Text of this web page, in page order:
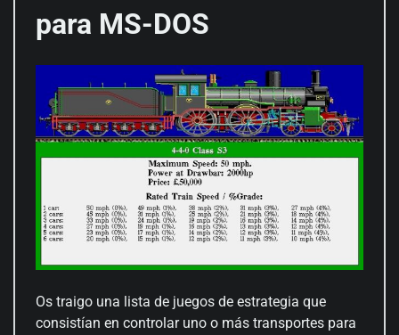
para MS-DOS
Os traigo una lista de juegos de estrategia que
consistían en controlar uno o más transportes para